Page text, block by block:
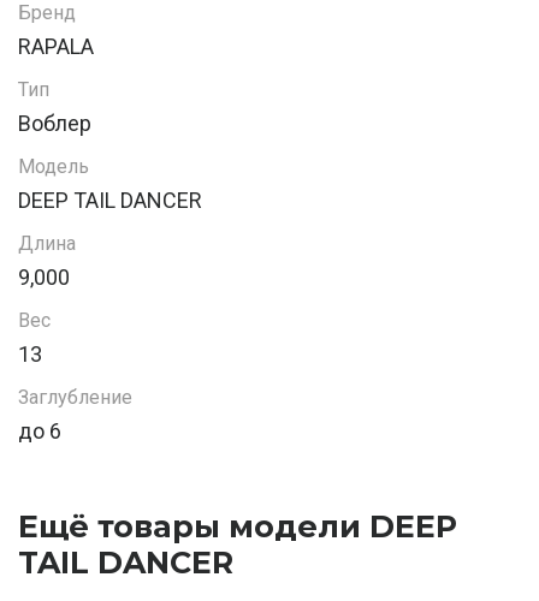
Бренд
RAPALA
Тип
Воблер
Модель
DEEP TAIL DANCER
Длина
9,000
Вес
13
Заглубление
до 6
Ещё товары модели DEEP
TAIL DANCER